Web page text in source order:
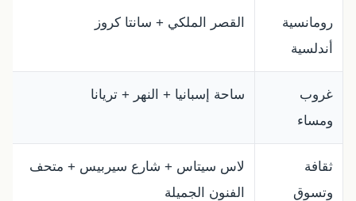
رومانسية
أندلسية
القصر الملكي + سانتا كروز
غروب
ومساء
ساحة إسبانيا + النهر + تريانا
ثقافة
وتسوق
لاس سيتاس + شارع سيربيس + متحف
الفنون الجميلة